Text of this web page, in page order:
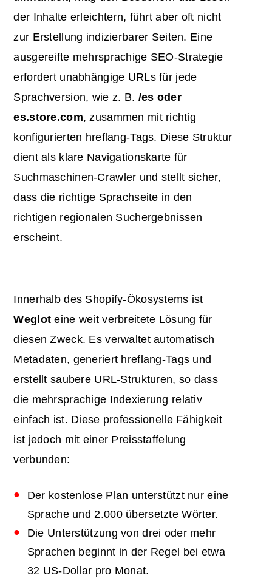
der Inhalte erleichtern, führt aber oft nicht
zur Erstellung indizierbarer Seiten. Eine
ausgereifte mehrsprachige SEO-Strategie
erfordert unabhängige URLs für jede
Sprachversion, wie z. B. /es oder
es.store.com, zusammen mit richtig
konfigurierten hreflang-Tags. Diese Struktur
dient als klare Navigationskarte für
Suchmaschinen-Crawler und stellt sicher,
dass die richtige Sprachseite in den
richtigen regionalen Suchergebnissen
erscheint.
Innerhalb des Shopify-Ökosystems ist
Weglot eine weit verbreitete Lösung für
diesen Zweck. Es verwaltet automatisch
Metadaten, generiert hreflang-Tags und
erstellt saubere URL-Strukturen, so dass
die mehrsprachige Indexierung relativ
einfach ist. Diese professionelle Fähigkeit
ist jedoch mit einer Preisstaffelung
verbunden:
Der kostenlose Plan unterstützt nur eine
Sprache und 2.000 übersetzte Wörter.
Die Unterstützung von drei oder mehr
Sprachen beginnt in der Regel bei etwa
32 US-Dollar pro Monat.